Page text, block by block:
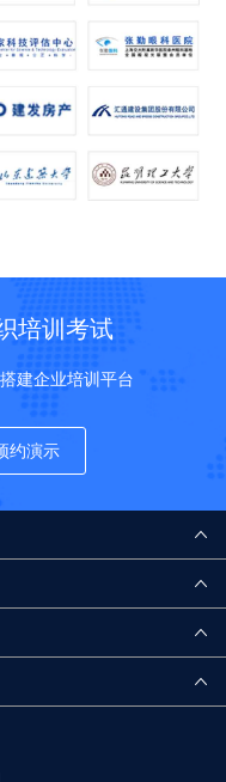
培训考试
建企业培训平台
约演示